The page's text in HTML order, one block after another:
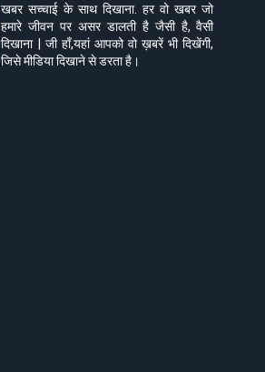
खबर सच्चाई के साथ दिखाना. हर वो खबर जो
हमारे जीवन पर असर डालती है जैसी है, वैसी
दिखाना | जी हाँ,यहां आपको वो ख़बरें भी दिखेंगी,
जिसे मीडिया दिखाने से डरता है।